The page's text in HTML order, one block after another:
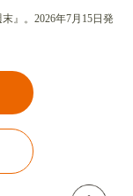
』。2026年7月15日発